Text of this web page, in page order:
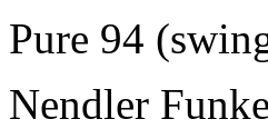
Pure 94
Nendler